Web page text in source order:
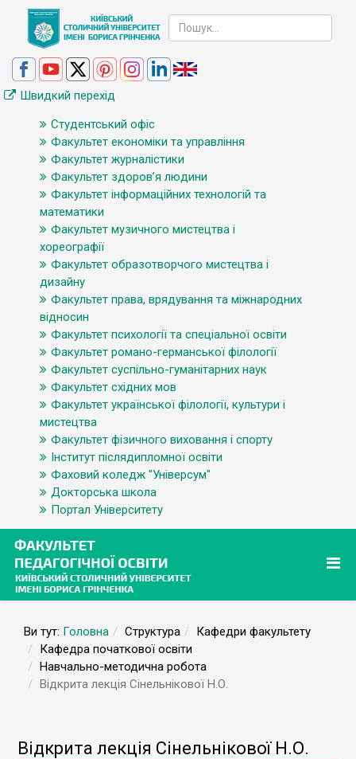
Швидкий перехід
Студентський офіс
Факультет економіки та управління
Факультет журналістики
Факультет здоров’я людини
Факультет інформаційних технологій та
математики
Факультет музичного мистецтва і
хореографії
Факультет образотворчого мистецтва і
дизайну
Факультет права, врядування та міжнародних
відносин
Факультет психології та спеціальної освіти
Факультет романо-германської філології
Факультет суспільно-гуманітарних наук
Факультет східних мов
Факультет української філології, культури і
мистецтва
Факультет фізичного виховання і спорту
Інститут післядипломної освіти
Фаховий коледж "Універсум"
Докторська школа
Портал Університету
Ви тут: Головна Структура
Кафедри факультету
Кафедра початкової освіти
Навчально-методична робота
Відкрита лекція Сінельнікової Н.О.
Відкрита лекція Сінельнікової Н.О.